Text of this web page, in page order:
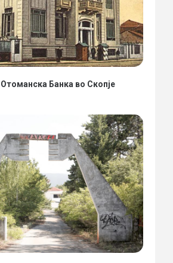
Банка во Скопје